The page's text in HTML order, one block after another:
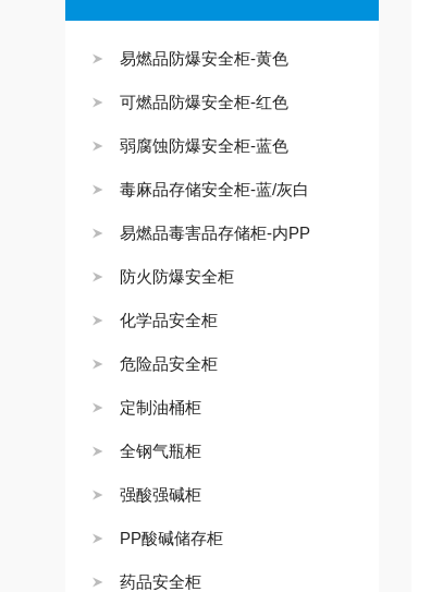
易燃品防爆安全柜-黄色
可燃品防爆安全柜-红色
弱腐蚀防爆安全柜-蓝色
毒麻品存储安全柜-蓝/灰白
易燃品毒害品存储柜-内PP
防火防爆安全柜
化学品安全柜
危险品安全柜
定制油桶柜
全钢气瓶柜
强酸强碱柜
PP酸碱储存柜
药品安全柜